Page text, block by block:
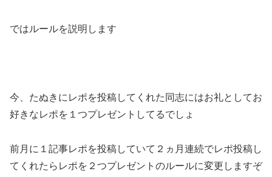
ではルールを説明します
今、たぬきにレポを投稿してくれた同志にはお礼としてお
好きなレポを１つプレゼントしてるでしょ
前月に１記事レポを投稿していて２ヵ月連続でレポ投稿し
てくれたらレポを２つプレゼントのルールに変更しますぞ